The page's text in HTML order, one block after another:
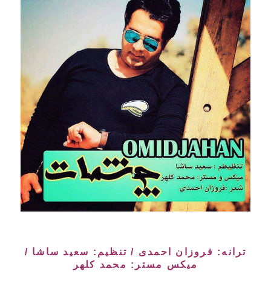
ترانه: فروزان احمدی / تنظیم: سعید ساشا /
میکس مستر: محمد کلهر